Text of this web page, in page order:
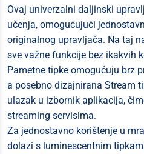
Ovaj univerzalni daljinski
učenja, omogućujući
originalnog upravljača. Na taj
sve važne funkcije bez ikakvih
Pametne tipke omogućuju brz
a posebno dizajnirana Stream
ulazak u izbornik aplikacija,
streaming servisima.
Za jednostavno korištenje u
dolazi s luminescentnim